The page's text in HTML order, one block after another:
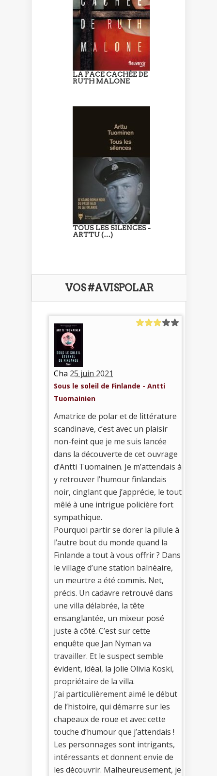
LA FACE CACHÉE DE
RUTH MALONE
TOUS LES SILENCES -
ARTTU (…)
VOS #AVISPOLAR
Cha 25 juin 2021
Sous le soleil de Finlande - Antti
Tuomainien
Amatrice de polar et de littérature
scandinave, c’est avec un plaisir
non-feint que je me suis lancée
dans la découverte de cet ouvrage
d’Antti Tuomainen. Je m’attendais à
y retrouver l’humour finlandais
noir, cinglant que j’apprécie, le tout
mêlé à une intrigue policière fort
sympathique.
Pourquoi partir se dorer la pilule à
l’autre bout du monde quand la
Finlande a tout à vous offrir ? Dans
le village d’une station balnéaire,
un meurtre a été commis. Net,
précis. Un cadavre retrouvé dans
une villa délabrée, la tête
ensanglantée, un mixeur posé
juste à côté. C’est sur cette
enquête que Jan Nyman va
travailler. Et le suspect semble
évident, idéal, la jolie Olivia Koski,
propriétaire de la villa.
J’ai particulièrement aimé le début
de l’histoire, qui démarre sur les
chapeaux de roue et avec cette
touche d’humour que j’attendais !
Les personnages sont intrigants,
intéressants et donnent envie de
les découvrir. Malheureusement, je